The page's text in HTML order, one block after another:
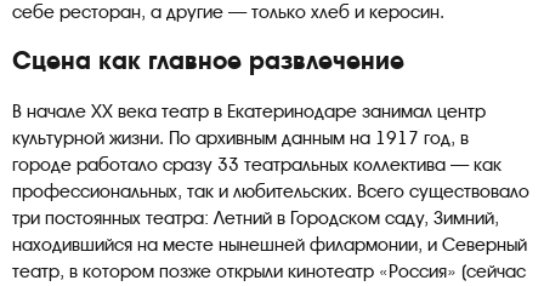
себе ресторан, а другие — только хлеб и керосин.
Сцена как главное развлечение
В начале XX века театр в Екатеринодаре занимал центр
культурной жизни. По архивным данным на 1917 год, в
городе работало сразу 33 театральных коллектива — как
профессиональных, так и любительских. Всего существовало
три постоянных театра: Летний в Городском саду, Зимний,
находившийся на месте нынешней филармонии, и Северный
театр, в котором позже открыли кинотеатр «Россия» (сейчас